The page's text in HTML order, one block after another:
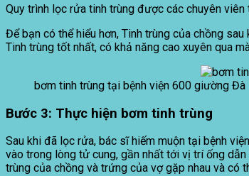
Quy trình lọc rửa tinh trùng được các chuyên
Để bạn có thể hiểu hơn, Tinh trùng của chồng
Tinh trùng tốt nhất, có khả năng cao xuyên qua
bơm tinh trùng tại bệnh viện 600 giường Đà
Bước 3: Thực hiện bơm tinh trùng
Sau khi đã lọc rửa, bác sĩ hiếm muộn tại bệnh
vào trong lòng tử cung, gần nhất tới vị trí ống
trùng của chồng và trứng của vợ gặp nhau và có